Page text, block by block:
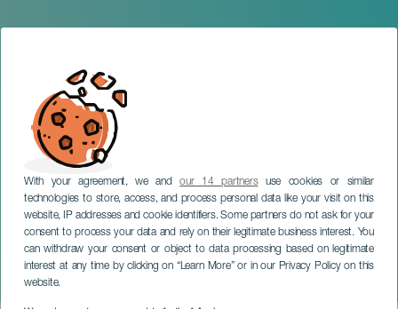
With your agreement, we andour 14 partnersuse cookies or similar
technologies to store, access, and process personal data like your visit on this
website, IP addresses and cookie identifiers. Some partners do not ask for your
consent to process your data and rely on their legitimate business interest. You
can withdraw your consent or object to data processing based on legitimate
interest at any time by clicking on “Learn More” or in our Privacy Policy on this
website.
Feria Gastronómica Canaria
de Guía de Isora
TENERIFE